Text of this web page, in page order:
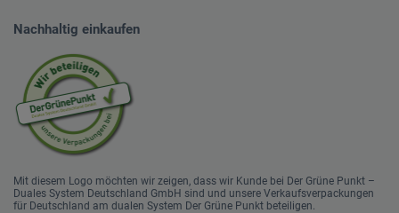
Nachhaltig einkaufen
Mit diesem Logo möchten wir zeigen, dass wir Kunde bei Der Grüne Punkt –
Duales System Deutschland GmbH sind und unsere Verkaufsverpackungen
für Deutschland am dualen System Der Grüne Punkt beteiligen.